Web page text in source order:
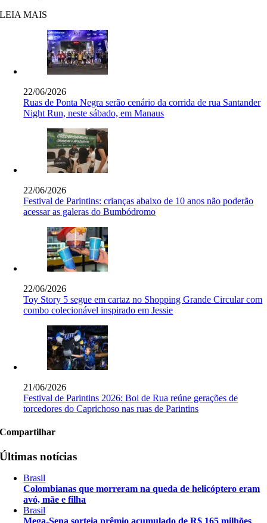
LEIA MAIS
22/06/2026
Ruas de Ponta Negra serão cenário da corrida de rua Santander
Night Run, neste sábado, em Manaus
22/06/2026
Festival de Parintins: crianças abaixo de 10 anos não poderão
acessar as galeras do Bumbódromo
22/06/2026
Toy Story 5 segue em cartaz no Shopping Grande Circular com
combo colecionável inspirado em Jessie
21/06/2026
Festival de Parintins 2026: Boi de Rua reúne gerações de
torcedores do Caprichoso nas ruas de Parintins
Compartilhar
Últimas notícias
Brasil
Colombianas que morreram na queda de helicóptero eram
avó, mãe e filha
Brasil